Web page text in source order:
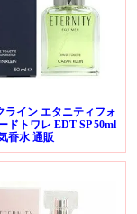
ライン エタニティフォ
ドトワレ EDT SP 50ml
香水 通販